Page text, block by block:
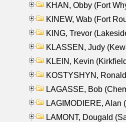
KHAN, Obby (Fort
KINEW, Wab (Fort
KING, Trevor
KLASSEN, Judy
KLEIN, Kevin
KOSTYSHYN,
LAGASSE, Bob
LAGIMODIERE, Alan
LAMONT, Dougald